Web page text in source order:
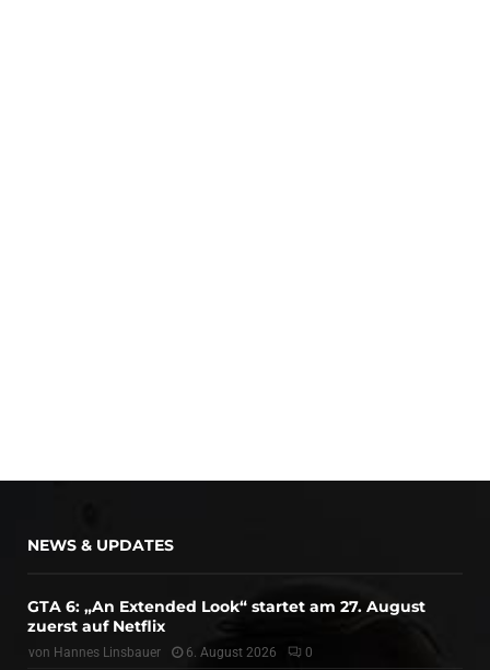
NEWS & UPDATES
GTA 6: „An Extended Look“ startet am 27. August
zuerst auf Netflix
von Hannes Linsbauer 6. August 2026 0